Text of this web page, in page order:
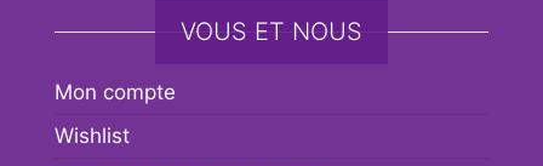
VOUS ET NOUS
Mon compte
Wishlist